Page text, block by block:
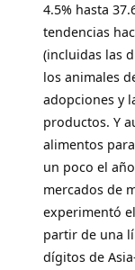
4.5% hasta
tendencias
(incluidas las
los animales
adopciones y
productos. Y
alimentos
un poco el
mercados de
experimentó
partir de una
dígitos de